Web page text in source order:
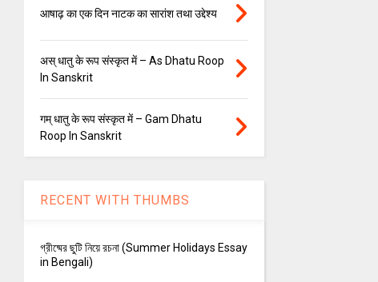
आषाढ़ का एक दिन नाटक का सारांश तथा उद्देश्य
अस् धातु के रूप संस्कृत में – As Dhatu Roop
In Sanskrit
गम् धातु के रूप संस्कृत में – Gam Dhatu
Roop In Sanskrit
RECENT WITH THUMBS
গ্রীষ্মের ছুটি নিয়ে রচনা (Summer Holidays Essay
in Bengali)